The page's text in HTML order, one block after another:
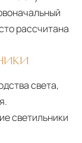
рассчитана
света,
светильники